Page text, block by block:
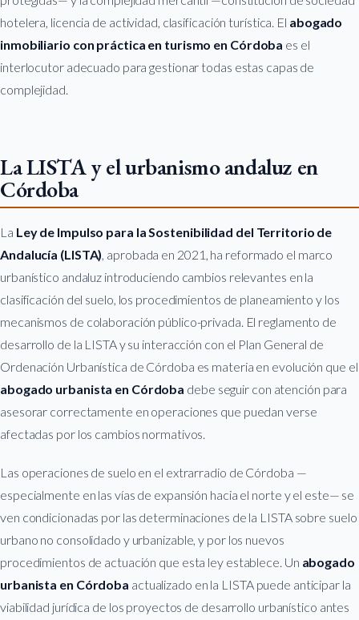
hotelera, licencia de actividad, clasificación turística. El abogado
inmobiliario con práctica en turismo en Córdoba es el
interlocutor adecuado para gestionar todas estas capas de
complejidad.
La LISTA y el urbanismo andaluz en
Córdoba
La Ley de Impulso para la Sostenibilidad del Territorio de
Andalucía (LISTA), aprobada en 2021, ha reformado el marco
urbanístico andaluz introduciendo cambios relevantes en la
clasificación del suelo, los procedimientos de planeamiento y los
mecanismos de colaboración público-privada. El reglamento de
desarrollo de la LISTA y su interacción con el Plan General de
Ordenación Urbanística de Córdoba es materia en evolución que el
abogado urbanista en Córdoba debe seguir con atención para
asesorar correctamente en operaciones que puedan verse
afectadas por los cambios normativos.
Las operaciones de suelo en el extrarradio de Córdoba —
especialmente en las vías de expansión hacia el norte y el este— se
ven condicionadas por las determinaciones de la LISTA sobre suelo
urbano no consolidado y urbanizable, y por los nuevos
procedimientos de actuación que esta ley establece. Un abogado
urbanista en Córdoba actualizado en la LISTA puede anticipar la
viabilidad jurídica de los proyectos de desarrollo urbanístico antes